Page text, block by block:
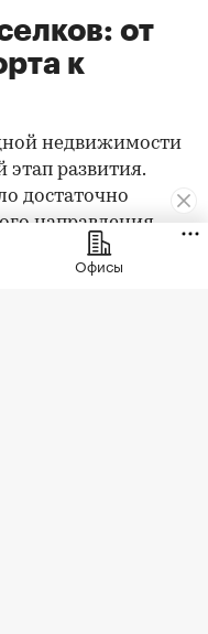
от
к
недвижимости
развития.
достаточно
направления,
то сегодня запрос
уже не
Офисы